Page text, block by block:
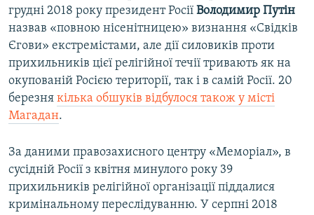
грудні 2018 року президент Росії Володимир Путін
назвав «повною нісенітницею» визнання «Свідків
Єгови» екстремістами, але дії силовиків проти
прихильників цієї релігійної течії тривають як на
окупованій Росією території, так і в самій Росії. 20
березня кілька обшуків відбулося також у місті
Магадан.
За даними правозахисного центру «Меморіал», в
сусідній Росії з квітня минулого року 39
прихильників релігійної організації піддалися
кримінальному переслідуванню. У серпні 2018